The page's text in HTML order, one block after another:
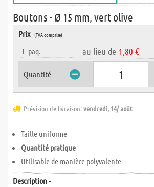
Boutons - Ø 15 mm, vert olive
Prix (TVA comprise)
1 paq. au lieu de 1,80 €
Quantité
Prévision de livraison:vendredi, 14/ août
Taille uniforme
Quantité pratique
Utilisable de manière polyvalente
Description -